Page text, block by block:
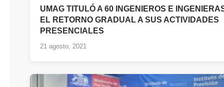
UMAG TITULÓ A 60 INGENIEROS E
EL RETORNO GRADUAL A SUS ACTIVIDADES
PRESENCIALES
21 agosto, 2021